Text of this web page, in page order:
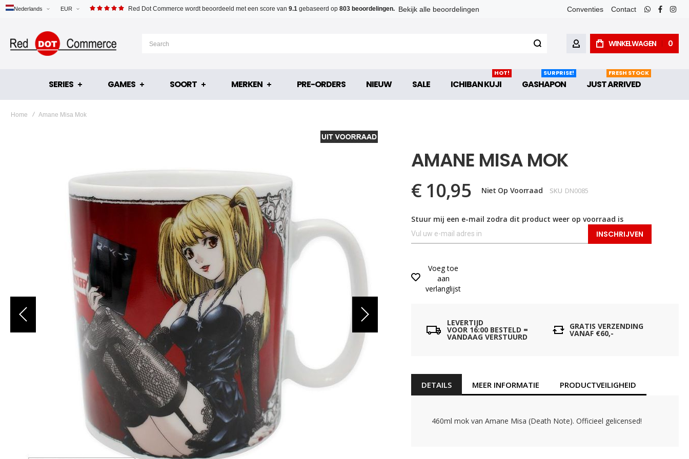
EUR
Nederlands Red Dot Commerce wordt beoordeeld met een score van 9.1 gebaseerd op 803 beoordelingen. Bekijk alle beoordelingen Conventies Contact
whatsapp
facebook
ACCOUNTWINKELWAGEN 0
SERIES GAMES SOORT MERKEN PRE-ORDERS NIEUW SALE ICHIBAN KUJI
HOT!
GASHAPON
SURPRISE!
JUST ARRIVED
FRESH STOCK
Home Amane Misa Mok
AMANE MISA MOK
€ 10,95 Niet Op Voorraad SKU DN0085
Stuur mij een e-mail zodra dit product weer op voorraad is
INSCHRIJVEN
Voeg toe
aan
verlanglijst
LEVERTIJD
VOOR 16:00 BESTELD =
VANDAAG VERSTUURD
GRATIS VERZENDING
VANAF €60,-
DETAILS
460ml mok van Amane Misa (Death Note). Officieel gelicensed!
MEER INFORMATIE PRODUCTVEILIGHEID